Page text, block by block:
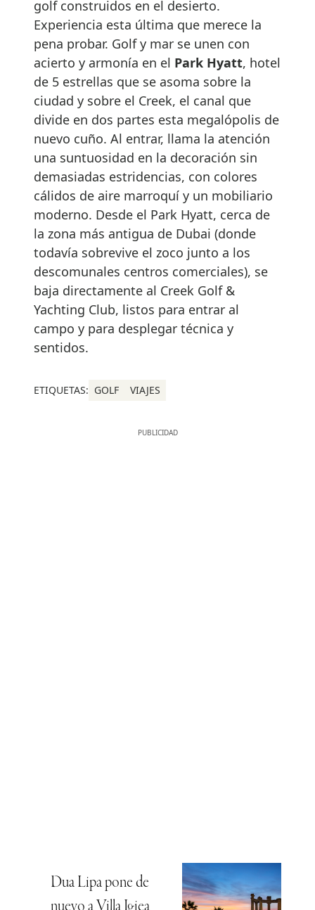
golf construidos en el desierto.
Experiencia esta última que merece la
pena probar. Golf y mar se unen con
acierto y armonía en el Park Hyatt, hotel
de 5 estrellas que se asoma sobre la
ciudad y sobre el Creek, el canal que
divide en dos partes esta megalópolis de
nuevo cuño. Al entrar, llama la atención
una suntuosidad en la decoración sin
demasiadas estridencias, con colores
cálidos de aire marroquí y un mobiliario
moderno. Desde el Park Hyatt, cerca de
la zona más antigua de Dubai (donde
todavía sobrevive el zoco junto a los
descomunales centros comerciales), se
baja directamente al Creek Golf &
Yachting Club, listos para entrar al
campo y para desplegar técnica y
sentidos.
ETIQUETAS: GOLF VIAJES
Dua Lipa pone de